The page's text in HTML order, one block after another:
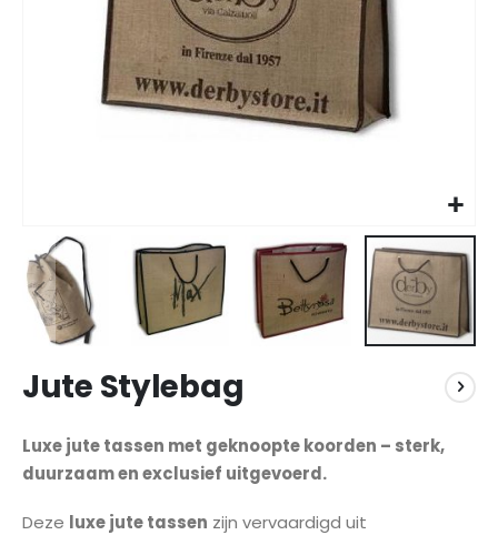
naar
het
van
de
gallerij
Jute Stylebag
Luxe jute tassen met geknoopte koorden – sterk,
duurzaam en exclusief uitgevoerd.
Deze luxe jute tassen zijn vervaardigd uit